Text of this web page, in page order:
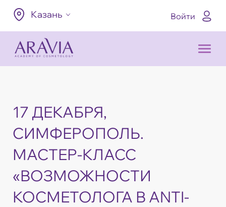
Казань Войти
17 ДЕКАБРЯ,
СИМФЕРОПОЛЬ.
МАСТЕР-КЛАСС
«ВОЗМОЖНОСТИ
КОСМЕТОЛОГА В ANTI-